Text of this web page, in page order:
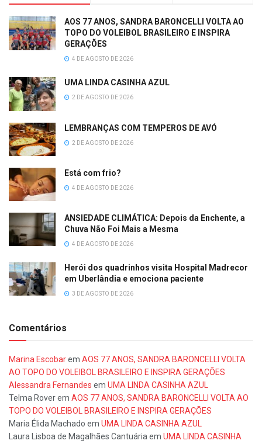
AOS 77 ANOS, SANDRA BARONCELLI VOLTA AO
TOPO DO VOLEIBOL BRASILEIRO E INSPIRA
GERAÇÕES
4 DE AGOSTO DE 2026
UMA LINDA CASINHA AZUL
2 DE AGOSTO DE 2026
LEMBRANÇAS COM TEMPEROS DE AVÓ
2 DE AGOSTO DE 2026
Está com frio?
4 DE AGOSTO DE 2026
ANSIEDADE CLIMÁTICA: Depois da Enchente, a
Chuva Não Foi Mais a Mesma
4 DE AGOSTO DE 2026
Herói dos quadrinhos visita Hospital Madrecor
em Uberlândia e emociona paciente
3 DE AGOSTO DE 2026
Comentários
Marina Escobarem AOS 77 ANOS, SANDRA BARONCELLI VOLTA
AO TOPO DO VOLEIBOL BRASILEIRO E INSPIRA GERAÇÕES
Alessandra Fernandes em UMA LINDA CASINHA AZUL
Telma Roverem AOS 77 ANOS, SANDRA BARONCELLI VOLTA AO
TOPO DO VOLEIBOL BRASILEIRO E INSPIRA GERAÇÕES
Maria Élida Machado em UMA LINDA CASINHA AZUL
Laura Lisboa de Magalhães Cantuária em UMA LINDA CASINHA